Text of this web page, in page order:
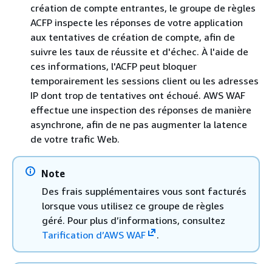
création de compte entrantes, le groupe de règles
ACFP inspecte les réponses de votre application
aux tentatives de création de compte, afin de
suivre les taux de réussite et d'échec. À l'aide de
ces informations, l'ACFP peut bloquer
temporairement les sessions client ou les adresses
IP dont trop de tentatives ont échoué. AWS WAF
effectue une inspection des réponses de manière
asynchrone, afin de ne pas augmenter la latence
de votre trafic Web.
Note
Des frais supplémentaires vous sont facturés
lorsque vous utilisez ce groupe de règles
géré. Pour plus d’informations, consultez
Tarification d’AWS WAF
.